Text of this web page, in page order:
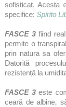
sofisticat. Acesta
specifice: Spirito
FASCE 3 fiind
permite o
prin natura sa
Datorită
rezistență la
FASCE 3 este
cearăde albine, s